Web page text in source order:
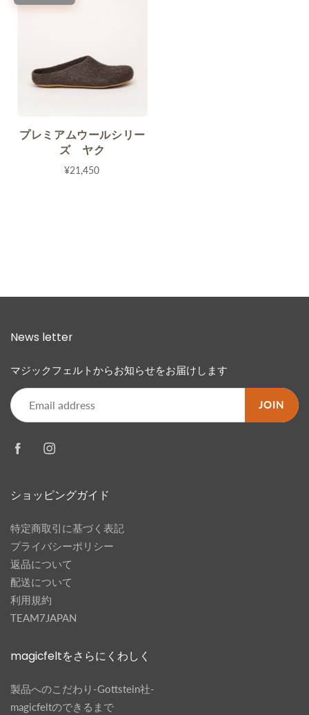
プレミアムウールシリー
ズ ヤク
¥21,450
News letter
マジックフェルトからお知らせをお届けします
JOIN
ショッピングガイド
特定商取引に基づく表記
プライバシーポリシー
返品について
配送について
利用規約
TEAM7JAPAN
magicfeltをさらにくわしく
製品へのこだわり-Gottstein社-
magicfeltのできるまで